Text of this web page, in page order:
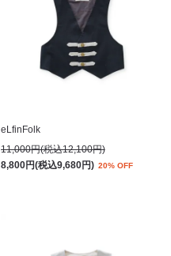
eLfinFolk
11,000円(税込12,100円)
8,800円(税込9,680円) 20% OFF